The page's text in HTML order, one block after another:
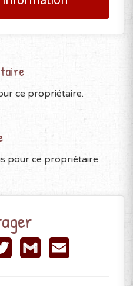
ce propriétaire.
pour ce propriétaire.
TwitterGmail Email